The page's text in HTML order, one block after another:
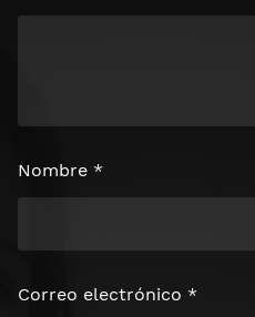
Nombre *
Correo electrónico *